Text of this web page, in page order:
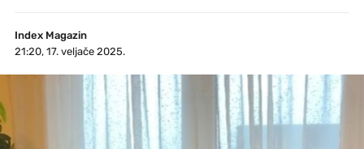
Index Magazin
21:20, 17. veljače 2025.